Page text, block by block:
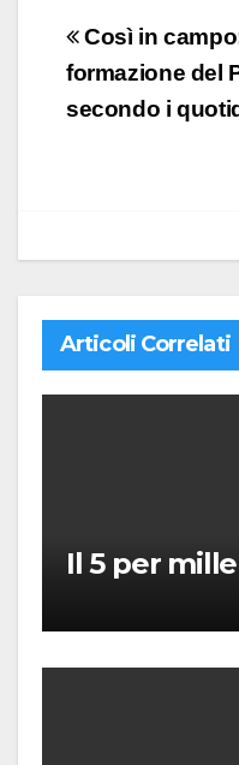
articoli
Così in
formazione del
secondo i
Articoli Correlati
Il 5 per